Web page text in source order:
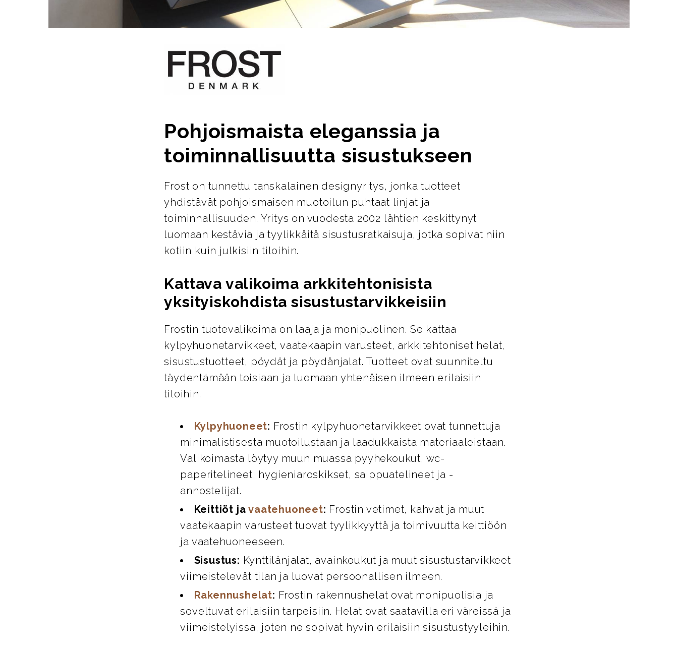
Pohjoismaista eleganssia ja
toiminnallisuutta sisustukseen
Frost on tunnettu tanskalainen designyritys, jonka tuotteet
yhdistävät pohjoismaisen muotoilun puhtaat linjat ja
toiminnallisuuden. Yritys on vuodesta 2002 lähtien keskittynyt
luomaan kestäviä ja tyylikkäitä sisustusratkaisuja, jotka sopivat niin
kotiin kuin julkisiin tiloihin.
Kattava valikoima arkkitehtonisista
yksityiskohdista sisustustarvikkeisiin
Frostin tuotevalikoima on laaja ja monipuolinen. Se kattaa
kylpyhuonetarvikkeet, vaatekaapin varusteet, arkkitehtoniset helat,
sisustustuotteet, pöydät ja pöydänjalat. Tuotteet ovat suunniteltu
täydentämään toisiaan ja luomaan yhtenäisen ilmeen erilaisiin
tiloihin.
Kylpyhuoneet: Frostin kylpyhuonetarvikkeet ovat tunnettuja
minimalistisesta muotoilustaan ja laadukkaista materiaaleistaan.
Valikoimasta löytyy muun muassa pyyhekoukut, wc-
paperitelineet, hygieniaroskikset, saippuatelineet ja -
annostelijat.
Keittiöt javaatehuoneet: Frostin vetimet, kahvat ja muut
vaatekaapin varusteet tuovat tyylikkyyttä ja toimivuutta keittiöön
ja vaatehuoneeseen.
Sisustus: Kynttilänjalat, avainkoukut ja muut sisustustarvikkeet
viimeistelevät tilan ja luovat persoonallisen ilmeen.
Rakennushelat: Frostin rakennushelat ovat monipuolisia ja
soveltuvat erilaisiin tarpeisiin. Helat ovat saatavilla eri väreissä ja
viimeistelyissä, joten ne sopivat hyvin erilaisiin sisustustyyleihin.